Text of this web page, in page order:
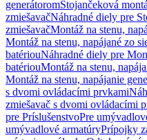
generátoromStojančeková
zmiešavačNáhradné diely pre
zmiešavačMontáž na stenu,
Montáž na stenu, napájané zo
batériouNáhradné diely pre
batériouMontáž na stenu,
Montáž na stenu, napájanie
s dvomi ovládacími prvkami
zmiešavač s dvomi ovládacími
pre PríslušenstvoPre
umývadlové armatúryPrípojky